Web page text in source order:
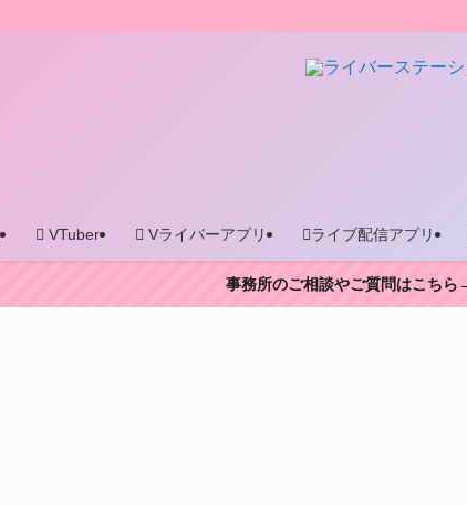
VTuber Vライバーアプリ ライブ配信アプリ
事務所のご相談やご質問はこちら